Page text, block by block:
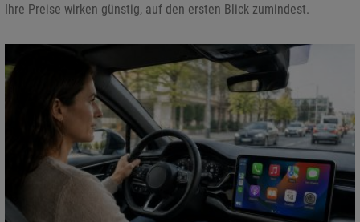
Ihre Preise wirken günstig, auf den ersten Blick zumindest.